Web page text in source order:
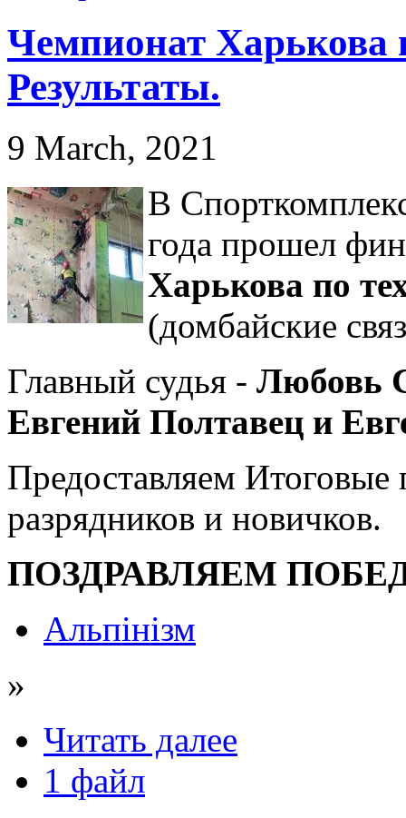
Чемпионат Харькова
Результаты.
9 March, 2021
В
года прошел
Харькова по
(домбайские
Главный судья - Любовь
Евгений Полтавец и
Предоставляем Итоговые
разрядников и новичков.
ПОЗДРАВЛЯЕМ
Альпінізм
»
Читать далее
1 файл